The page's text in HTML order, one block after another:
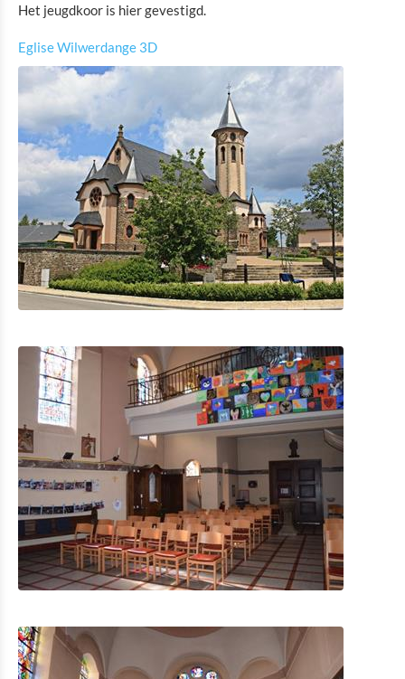
Fietsverhuur
Indoor aktiviteiten
Eat & Sleep
Agenda
Nieuws
Het jeugdkoor is hier gevestigd.
Eglise Wilwerdange 3D